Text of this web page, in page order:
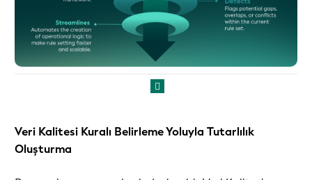
Veri Kalitesi Kuralı Belirleme Yoluyla Tutarlılık
Oluşturma